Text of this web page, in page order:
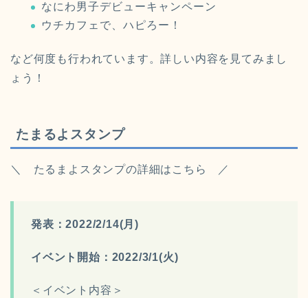
なにわ男子デビューキャンペーン
ウチカフェで、ハピろー！
など何度も行われています。詳しい内容を見てみまし
ょう！
たまるよスタンプ
＼ たるまよスタンプの詳細はこちら ／
発表：2022/2/14(月)
イベント開始：2022/3/1(火)
＜イベント内容＞